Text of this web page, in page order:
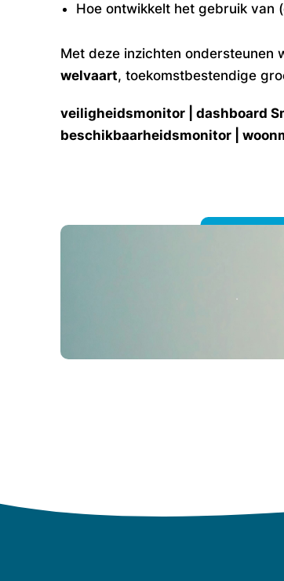
Hoe ontwikkelt het gebruik van
Met deze inzichten ondersteunen
welvaart, toekomstbestendige
veiligheidsmonitor | dashboard
beschikbaarheidsmonitor |